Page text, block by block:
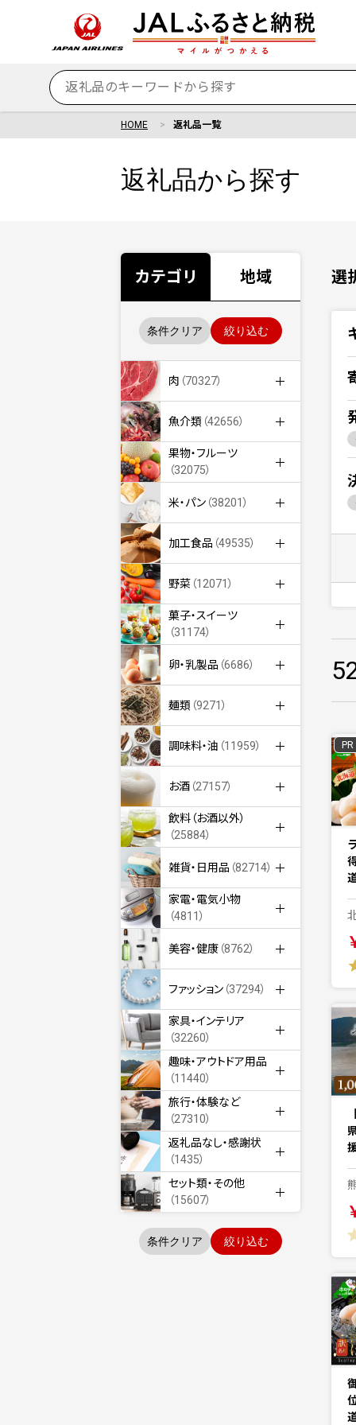
HOME 返礼品一覧
返礼品から探す
カテゴリ 地域
条件クリア 絞り込む
肉 （70327）
魚介類 （42656）
果物・フルーツ
（32075）
米・パン （38201）
加工食品 （49535）
野菜 （12071）
菓子・スイーツ
（31174）
卵・乳製品 （6686）
麺類 （9271）
調味料・油 （11959）
お酒 （27157）
飲料（お酒以外）
（25884）
雑貨・日用品 （82714）
家電・電気小物
（4811）
美容・健康 （8762）
ファッション （37294）
家具・インテリア
（32260）
趣味・アウトドア用品
（11440）
旅行・体験など
（27310）
返礼品なし・感謝状
（1435）
セット類・その他
（15607）
条件クリア 絞り込む
選
PR